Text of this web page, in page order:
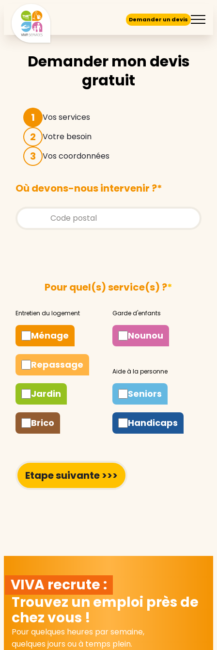
Demander un devis
Demander mon devis
gratuit
1 Vos services
2 Votre besoin
3 Vos coordonnées
Où devons-nous intervenir ?*
Store locator global - Autocompletion
Rechercher
Pour quel(s) service(s) ?*
Ménage
Repassage
Jardin
Brico
Nounou
Seniors
Handicaps
VIVA recrute :
Trouvez un emploi près de
chez vous !
Pour quelques heures par semaine,
quelques jours ou à temps plein.